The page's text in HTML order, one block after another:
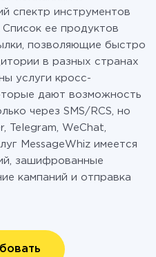
спектр инструментов
Список ее продуктов
позволяющие быстро
в разных странах
услуги кросс-
дают возможность
через SMS/RCS, но
Telegram, WeChat,
MessageWhiz имеется
зашифрованные
кампаний и отправка